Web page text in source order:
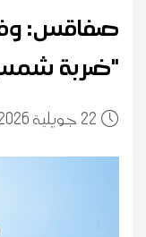
صفاقس:
"ضربة
22 09:41 2026 جويلية